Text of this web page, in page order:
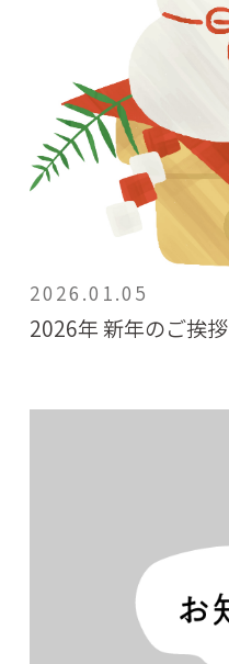
2026.01.05
2026年 新年のご挨拶